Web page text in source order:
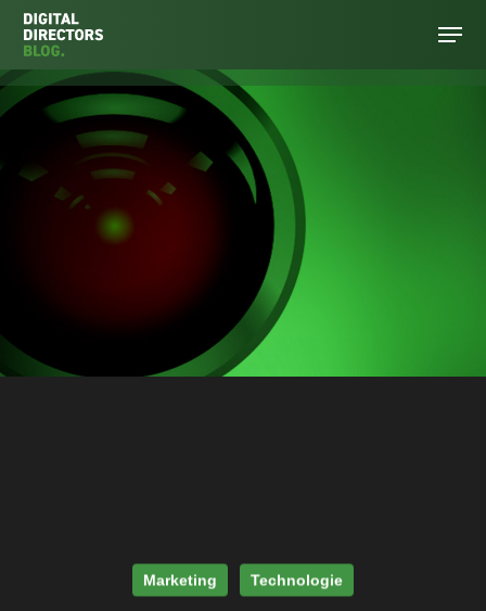
Hit enter to search or ESC to close
Marketing Technologie